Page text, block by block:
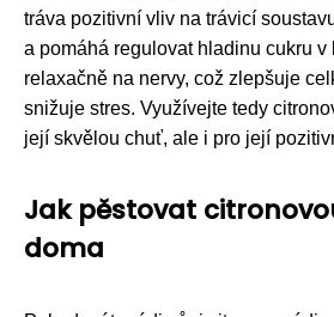
tráva pozitivní vliv na trávicí
a pomáhá regulovat hladinu cukru v
relaxačně na nervy, což zlepšuje
snižuje stres. Využívejte tedy
její skvělou chuť, ale i pro její
Jak pěstovat
doma